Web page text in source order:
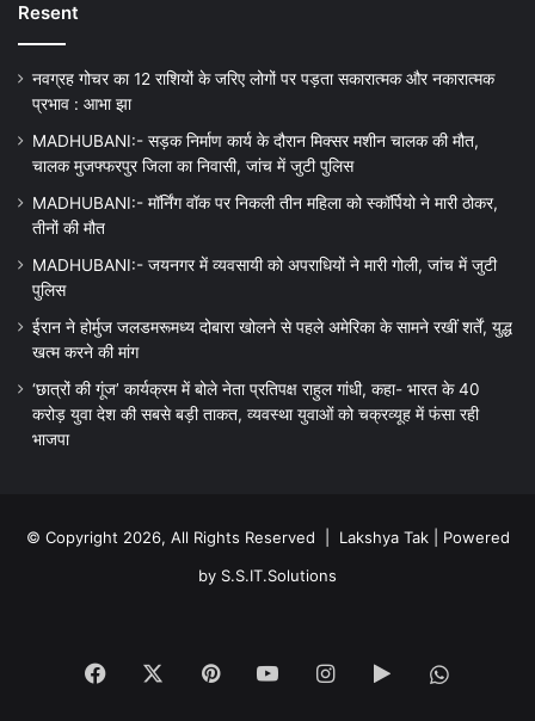
Resent
नवग्रह गोचर का 12 राशियों के जरिए लोगों पर पड़ता सकारात्मक और नकारात्मक
प्रभाव : आभा झा
MADHUBANI:- सड़क निर्माण कार्य के दौरान मिक्सर मशीन चालक की मौत,
चालक मुजफ्फरपुर जिला का निवासी, जांच में जुटी पुलिस
MADHUBANI:- मॉर्निंग वॉक पर निकली तीन महिला को स्कॉर्पियो ने मारी ठोकर,
तीनों की मौत
MADHUBANI:- जयनगर में व्यवसायी को अपराधियों ने मारी गोली, जांच में जुटी
पुलिस
ईरान ने होर्मुज जलडमरूमध्य दोबारा खोलने से पहले अमेरिका के सामने रखीं शर्तें, युद्ध
खत्म करने की मांग
‘छात्रों की गूंज’ कार्यक्रम में बोले नेता प्रतिपक्ष राहुल गांधी, कहा- भारत के 40
करोड़ युवा देश की सबसे बड़ी ताकत, व्यवस्था युवाओं को चक्रव्यूह में फंसा रही
भाजपा
© Copyright 2026, All Rights Reserved | Lakshya Tak| Powered
by S.S.IT.Solutions
Facebook PinterestYouTubeInstagram
Google